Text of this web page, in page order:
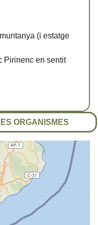
(i estatge
Pirinenc en sentit
ORGANISMES